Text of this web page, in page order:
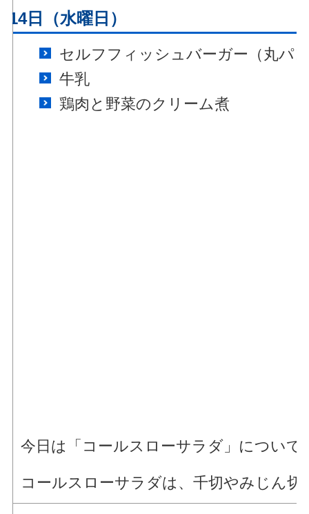
14日（水曜日）
セルフフィッシュバーガー（丸パ
牛乳
鶏肉と野菜のクリーム煮
今日は「コールスローサラダ」について
コールスローサラダは、千切やみじん